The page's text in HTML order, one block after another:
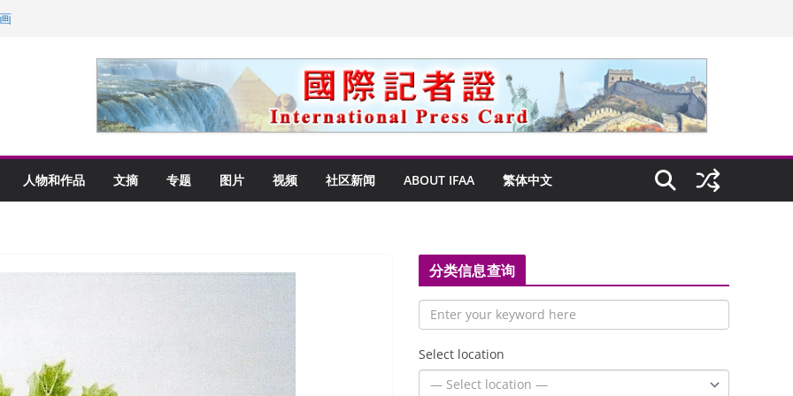
人物和作品 文摘 专题 图片 视频 社区新闻 ABOUT IFAA 繁体中文
分类信息查询
Select location